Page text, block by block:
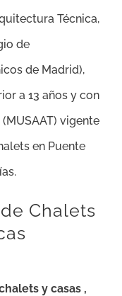
Técnica,
de
de Madrid),
a 13 años y con
vigente
en Puente
Chalets
y casas ,